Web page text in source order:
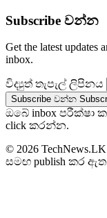
Subscribe වන්න
Get the latest updates
inbox.
විද්‍යුත් තැපැල් ලිපිනය
Subscribe වන්න
ඔබේ inbox පරීක්ෂා
click කරන්න.
© 2026
සමඟ publish කර